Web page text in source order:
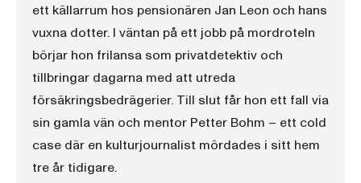
ett källarrum hos pensionären Jan Leon och hans
vuxna dotter. I väntan på ett jobb på mordroteln
börjar hon frilansa som privatdetektiv och
tillbringar dagarna med att utreda
försäkringsbedrägerier. Till slut får hon ett fall via
sin gamla vän och mentor Petter Bohm – ett cold
case där en kulturjournalist mördades i sitt hem
tre år tidigare.